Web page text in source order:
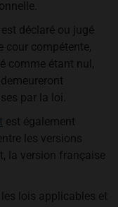
déclaré ou jugé
cour compétente,
comme étant nul,
par la loi.
est également
les versions
la version française
lois applicables et